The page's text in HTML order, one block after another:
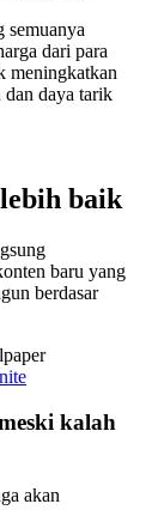
semuanya
dari para
meningkatkan
dan daya tarik
baik
baru yang
berdasar
kalah
akan